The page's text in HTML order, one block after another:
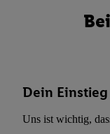
Dein Einstieg
Uns ist wichtig,